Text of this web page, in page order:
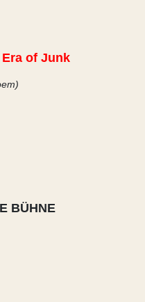
of Junk
BÜHNE